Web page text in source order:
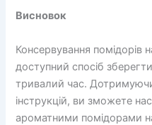
Висновок
Консервування
доступний спосіб
тривалий час.
інструкцій, ви зможете
ароматними помідорами